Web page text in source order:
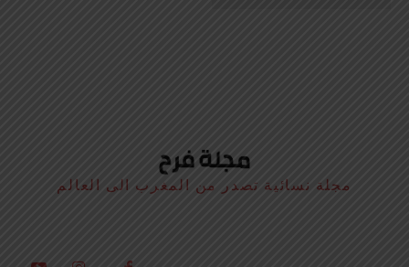
مجلة نسائية تصدر من المغرب الى العالم